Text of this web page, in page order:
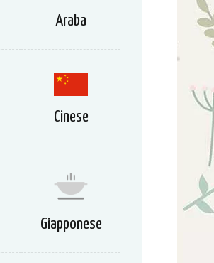
Araba
Cinese
Giapponese